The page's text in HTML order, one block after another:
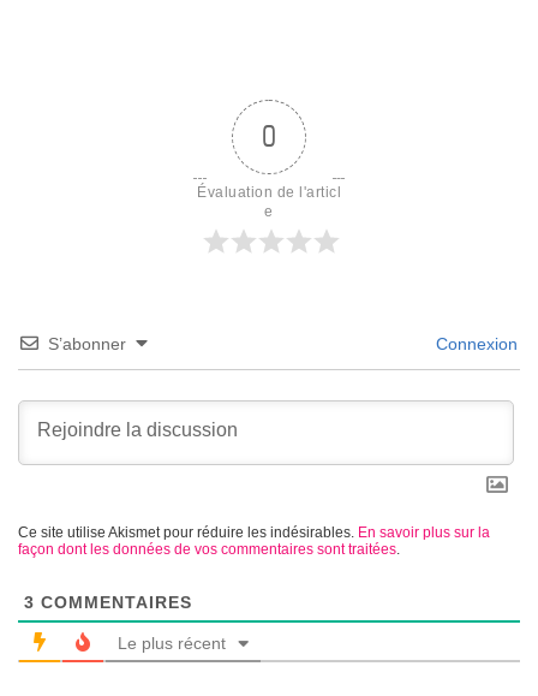
0
Évaluation de l'articl
e
S’abonner Connexion
Ce site utilise Akismet pour réduire les indésirables. En savoir plus sur la
façon dont les données de vos commentaires sont traitées.
3 COMMENTAIRES
Le plus récent